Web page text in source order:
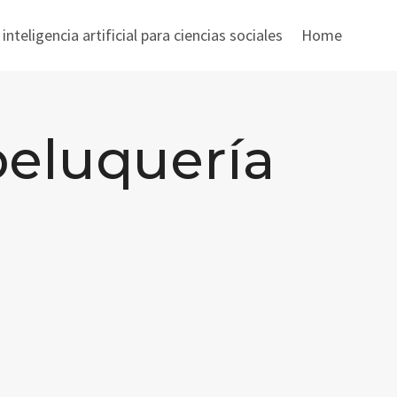
artificial para ciencias sociales Home